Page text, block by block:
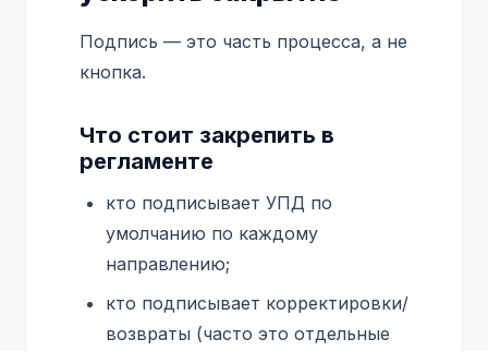
Подпись — это часть процесса, а не
кнопка.
Что стоит закрепить в
регламенте
кто подписывает УПД по
умолчанию по каждому
направлению;
кто подписывает корректировки/
возвраты (часто это отдельные